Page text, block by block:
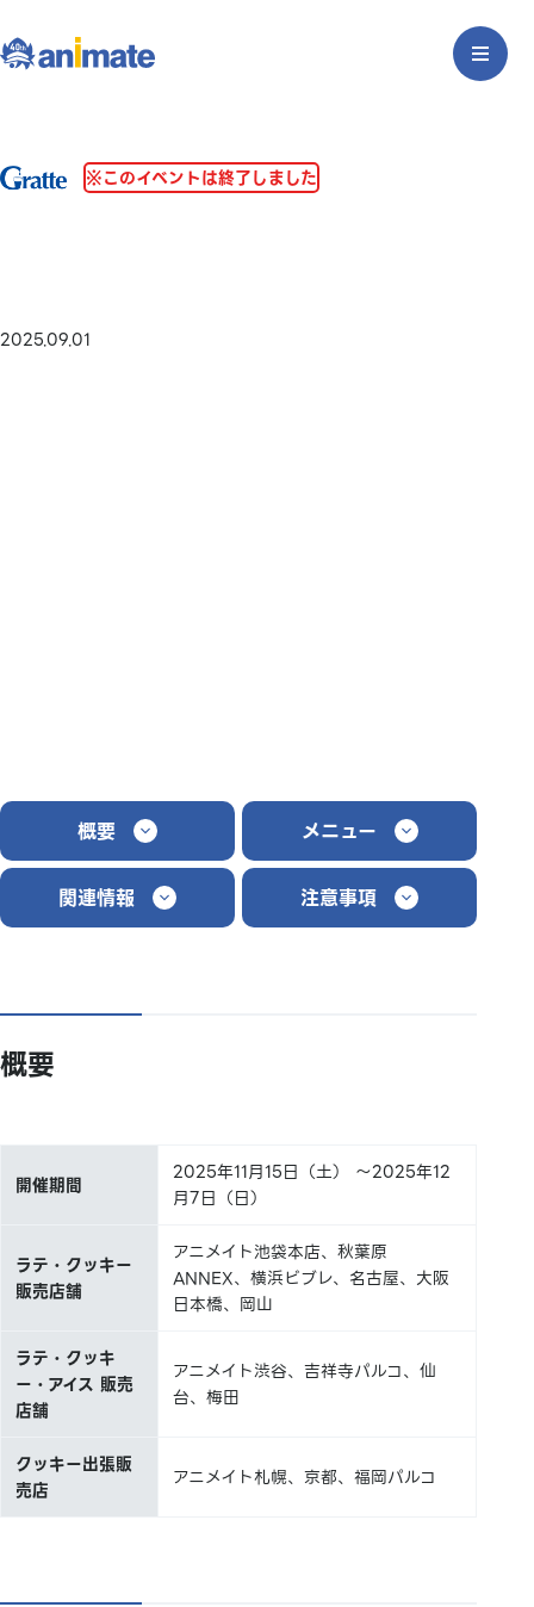
※このイベントは終了しました
2025.09.01
概要 メニュー
関連情報 注意事項
概要
開催期間
2025年11月15日（土） ～2025年12
月7日（日）
ラテ・クッキー
販売店舗
アニメイト池袋本店、秋葉原
ANNEX、横浜ビブレ、名古屋、大阪
日本橋、岡山
ラテ・クッキ
ー・アイス 販売
店舗
アニメイト渋谷、吉祥寺パルコ、仙
台、梅田
クッキー出張販
売店
アニメイト札幌、京都、福岡パルコ